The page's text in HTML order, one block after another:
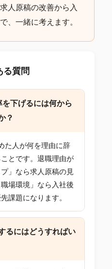
人原稿の改善から入
、一緒に考えます。
る質問
下げるには何から
？
た人が何を理由に辞
とです。退職理由が
プ」なら求人原稿の見
場環境」なら入社後
課題になります。
るにはどうすればい